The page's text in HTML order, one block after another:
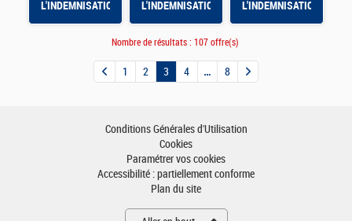
L'INDEMNISATION
- BRIVE
L'INDEMNISATION
- GRAND DAX
L'INDEMNISATION
- ROCHEFORT
Nombre de résultats : 107 offre(s)
1 2 3 4 8
Conditions Générales d'Utilisation
Cookies
Paramétrer vos cookies
Accessibilité : partiellement conforme
Plan du site